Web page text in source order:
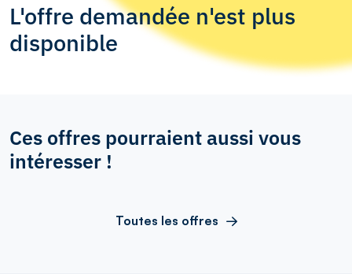
L'offre demandée n'est plus
disponible
Ces offres pourraient aussi vous
intéresser !
Toutes les offres